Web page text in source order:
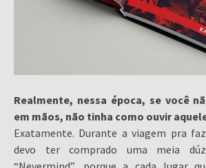
Realmente, nessa época, se você
em mãos, não tinha como ouvir
Exatamente. Durante a viagem pra
devo ter comprado uma meia